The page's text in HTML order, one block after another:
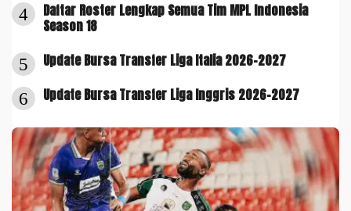
4
Daftar Roster Lengkap Semua Tim MPL Indonesia
Season 18
5 Update Bursa Transfer Liga Italia 2026-2027
6 Update Bursa Transfer Liga Inggris 2026-2027